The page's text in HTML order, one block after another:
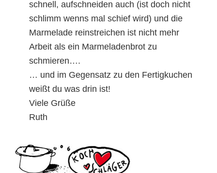
schnell, aufschneiden auch (ist doch nicht
schlimm wenns mal schief wird) und die
Marmelade reinstreichen ist nicht mehr
Arbeit als ein Marmeladenbrot zu
schmieren….
… und im Gegensatz zu den Fertigkuchen
weißt du was drin ist!
Viele Grüße
Ruth
Seitenspalte